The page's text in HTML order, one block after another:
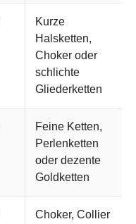
Kurze
Halsketten,
Choker oder
schlichte
Gliederketten
Feine Ketten,
Perlenketten
oder dezente
Goldketten
Choker, Collier